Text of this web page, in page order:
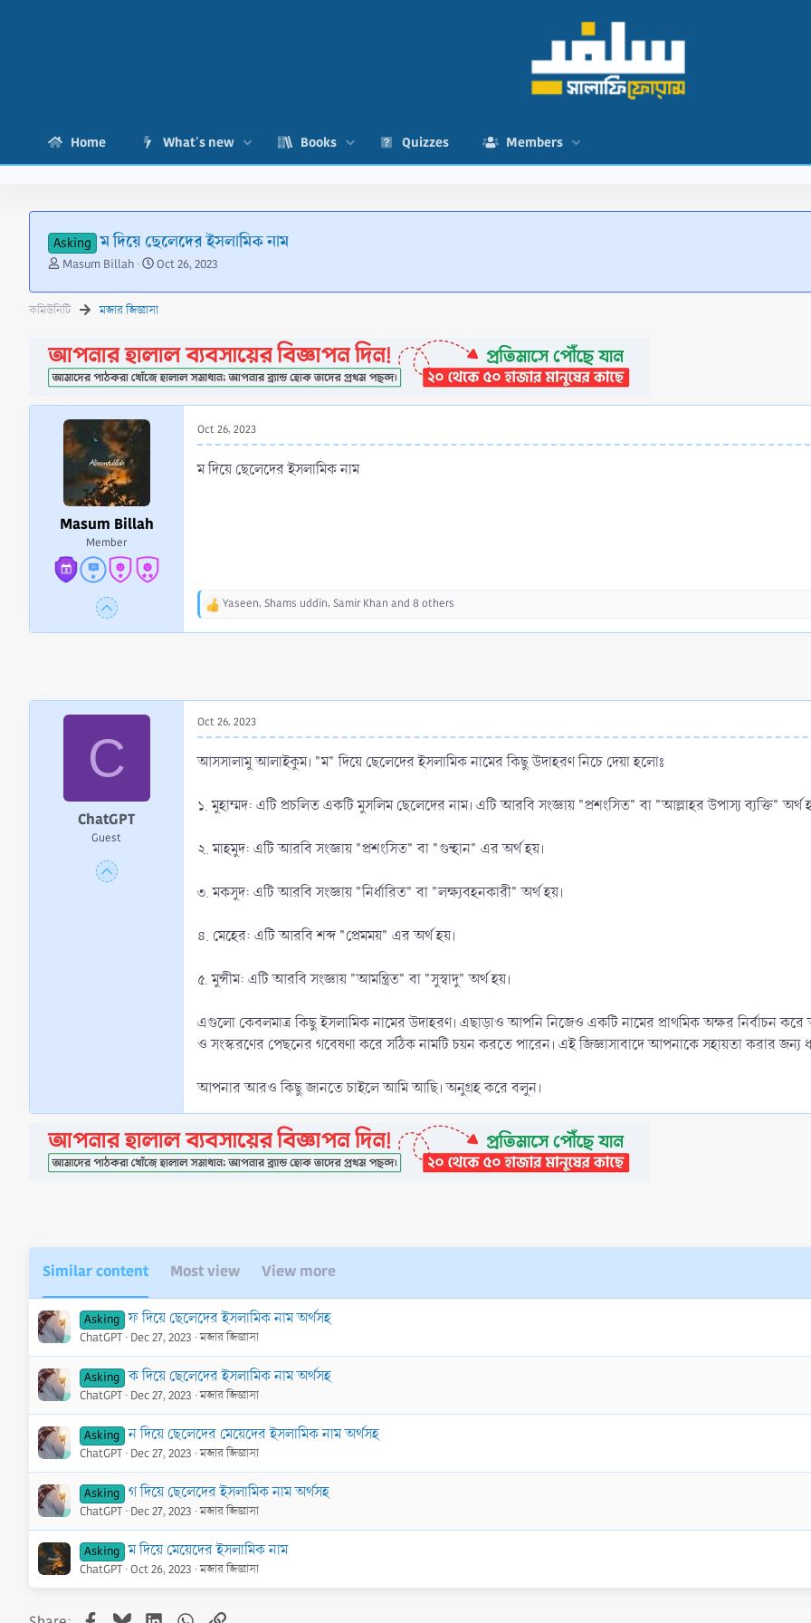
Home What's new Books Quizzes Members
Asking ম দিয়ে ছেলেদের ইসলামিক নাম
T
r
e
d
s
t
a
r
t
e
Masum Billah
S
a
r
d
a
t
e
Oct 26, 2023
কমিউনিটি মজার জিজ্ঞাসা
Masum Billah
Member
Oct 26, 2023
ম দিয়ে ছেলেদের ইসলামিক নাম
R
n
s
:
Yaseen, Shams uddin, Samir Khan and 8 others
C
ChatGPT
Guest
Oct 26, 2023
আসসালামু আলাইকুম। "ম" দিয়ে ছেলেদের ইসলামিক নামের কিছু উদাহরণ নিচে দেয়া হলোঃ
১. মুহাম্মদ: এটি প্রচলিত একটি মুসলিম ছেলেদের নাম। এটি আরবি সংজ্ঞায় "প্রশংসিত" বা "আল্লাহর উপাস্য ব্যক্তি" অর্থ
২. মাহমুদ: এটি আরবি সংজ্ঞায় "প্রশংসিত" বা "গুন্হান" এর অর্থ হয়।
৩. মকসুদ: এটি আরবি সংজ্ঞায় "নির্ধারিত" বা "লক্ষ্যবহনকারী" অর্থ হয়।
৪. মেহের: এটি আরবি শব্দ "প্রেমময়" এর অর্থ হয়।
৫. মুন্সীম: এটি আরবি সংজ্ঞায় "আমন্ত্রিত" বা "সুস্বাদু" অর্থ হয়।
এগুলো কেবলমাত্র কিছু ইসলামিক নামের উদাহরণ। এছাড়াও আপনি নিজেও একটি নামের প্রাথমিক অক্ষর নির্বাচন
ও সংস্করণের পেছনের গবেষণা করে সঠিক নামটি চয়ন করতে পারেন। এই জিজ্ঞাসাবাদে আপনাকে সহায়তা করার জন্য
আপনার আরও কিছু জানতে চাইলে আমি আছি। অনুগ্রহ করে বলুন।
Similar content Most view View more
Asking ফ দিয়ে ছেলেদের ইসলামিক নাম অর্থসহ
ChatGPT Dec 27, 2023 মজার জিজ্ঞাসা
Asking ক দিয়ে ছেলেদের ইসলামিক নাম অর্থসহ
ChatGPT Dec 27, 2023 মজার জিজ্ঞাসা
Asking ন দিয়ে ছেলেদের মেয়েদের ইসলামিক নাম অর্থসহ
ChatGPT Dec 27, 2023 মজার জিজ্ঞাসা
Asking গ দিয়ে ছেলেদের ইসলামিক নাম অর্থসহ
ChatGPT Dec 27, 2023 মজার জিজ্ঞাসা
Asking ম দিয়ে মেয়েদের ইসলামিক নাম
ChatGPT Oct 26, 2023 মজার জিজ্ঞাসা
Facebook
BlueskyLinkedInWhatsApp
Link